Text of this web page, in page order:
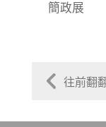
往前翻
簡政展